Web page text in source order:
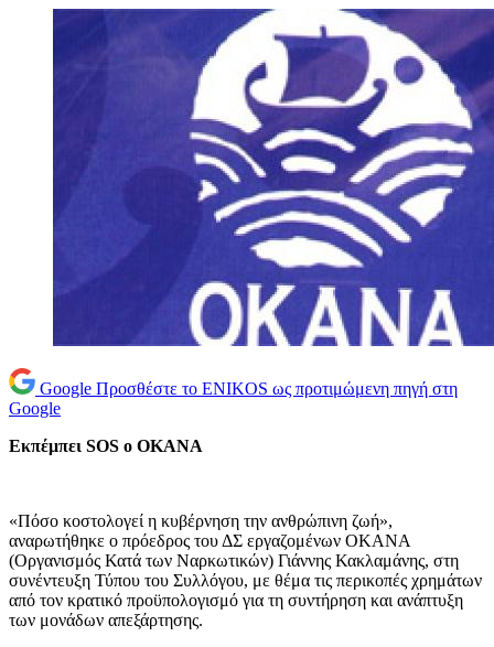
Google Προσθέστε το ENIKOS ως προτιμώμενη πηγή στη
Google
Εκπέμπει SOS ο ΟΚΑΝΑ
«Πόσο κοστολογεί η κυβέρνηση την ανθρώπινη ζωή»,
αναρωτήθηκε ο πρόεδρος του ΔΣ εργαζομένων ΟΚΑΝΑ
(Οργανισμός Κατά των Ναρκωτικών) Γιάννης Κακλαμάνης, στη
συνέντευξη Τύπου του Συλλόγου, με θέμα τις περικοπές χρημάτων
από τον κρατικό προϋπολογισμό για τη συντήρηση και ανάπτυξη
των μονάδων απεξάρτησης.